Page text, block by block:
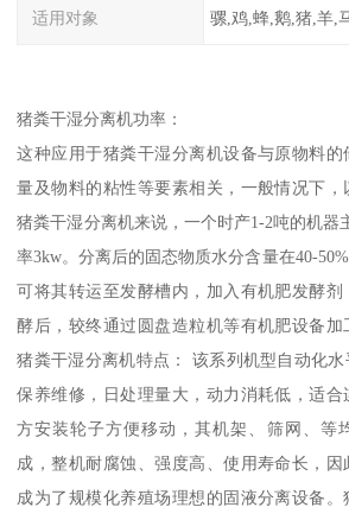
适用对象
猪粪干湿分离机功率：
这种应用于猪粪干湿分离机设备与原物料
量及物料的粘性等要素相关，一般情况下
猪粪干湿分离机来说，一个时产1-2吨的机器
率3kw。分离后的固态物质水分含量在40-
可将其转运至发酵槽内，加入有机肥发酵
酵后，较终通过圆盘造粒机等有机肥设备加
猪粪干湿分离机特点： 该系列机型自动化
保养维修，日处理量大，动力消耗低，适
方安装轮子方便移动，其机架、筛网、等
成，整机耐腐蚀、强度高、使用寿命长，
成为了规模化养殖场理想的固液分离设备